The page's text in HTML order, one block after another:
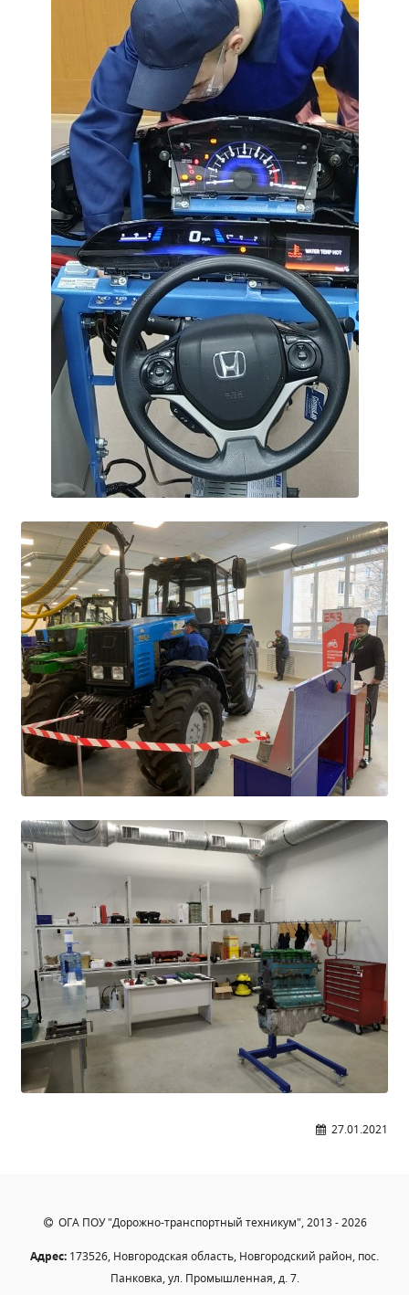
Противодействие терроризму
Профилактическая работа
Работа педагога-психолога
Студенческий совет
Студенческий спортивный клуб
МЕТОДИЧЕСКАЯ РАБОТА
В помощь педагогам и мастерам ПО
ПРОЧЕЕ
История нашего техникума
Фотографии техникума
ПОЛЕЗНЫЕ ССЫЛКИ
Министерство науки и высшего образования
РФ
Главное управление по контролю за оборотом
наркотиков
Общероссийская база вакансий "Работа в
Сбербанк Онлайн - оплачивайте
образовательные услуги
27.01.2021
ОГА ПОУ "Дорожно-транспортный техникум", 2013 - 2026
Адрес: 173526, Новгородская область, Новгородский район, пос.
Панковка, ул. Промышленная, д. 7.